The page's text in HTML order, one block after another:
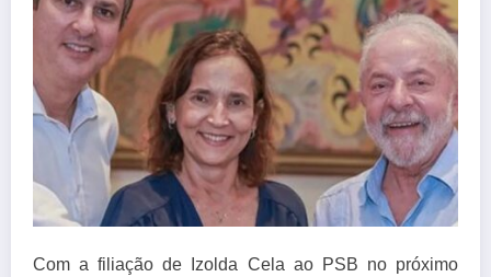
Com a filiação de Izolda Cela ao PSB no próximo